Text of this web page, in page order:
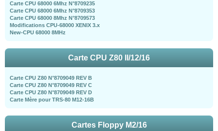
Carte CPU 68000 6Mhz N°8709235
Carte CPU 68000 6Mhz N°8709353
Carte CPU 68000 8Mhz N°8709573
Modifications CPU-68000 XENIX 3.x
New-CPU 68000 8MHz
Carte CPU Z80 II/12/16
Carte CPU Z80 N°8709049 REV B
Carte CPU Z80 N°8709049 REV C
Carte CPU Z80 N°8709049 REV D
Carte Mère pour TRS-80 M12-16B
Cartes Floppy M2/16